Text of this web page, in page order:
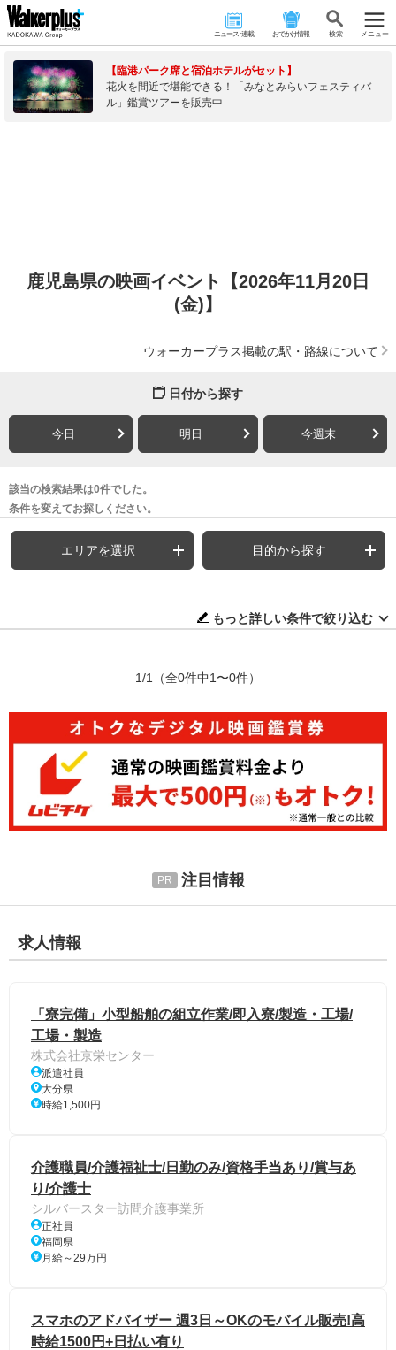
ニュース･連載 おでかけ情報 検 索 メニュー
【臨港パーク席と宿泊ホテルがセット】
花火を間近で堪能できる！「みなとみらいフェスティバ
ル」鑑賞ツアーを販売中
鹿児島県の映画イベント【2026年11月20日
(金)】
ウォーカープラス掲載の駅・路線について
日付から探す
今日 明日 今週末
該当の検索結果は0件でした。
条件を変えてお探しください。
エリアを選択 目的から探す
もっと詳しい条件で絞り込む
1/1 （全0件中1〜0件）
注目情報
求人情報
「寮完備」小型船舶の組立作業/即入寮/製造・工場/
工場・製造
株式会社京栄センター
派遣社員
大分県
時給1,500円
介護職員/介護福祉士/日勤のみ/資格手当あり/賞与あ
り/介護士
シルバースター訪問介護事業所
正社員
福岡県
月給～29万円
スマホのアドバイザー 週3日～OKのモバイル販売!高
時給1500円+日払い有り